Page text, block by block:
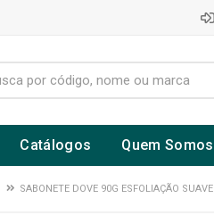
Catálogos Quem Somos
SABONETE DOVE 90G ESFOLIAÇÃO SUAVE